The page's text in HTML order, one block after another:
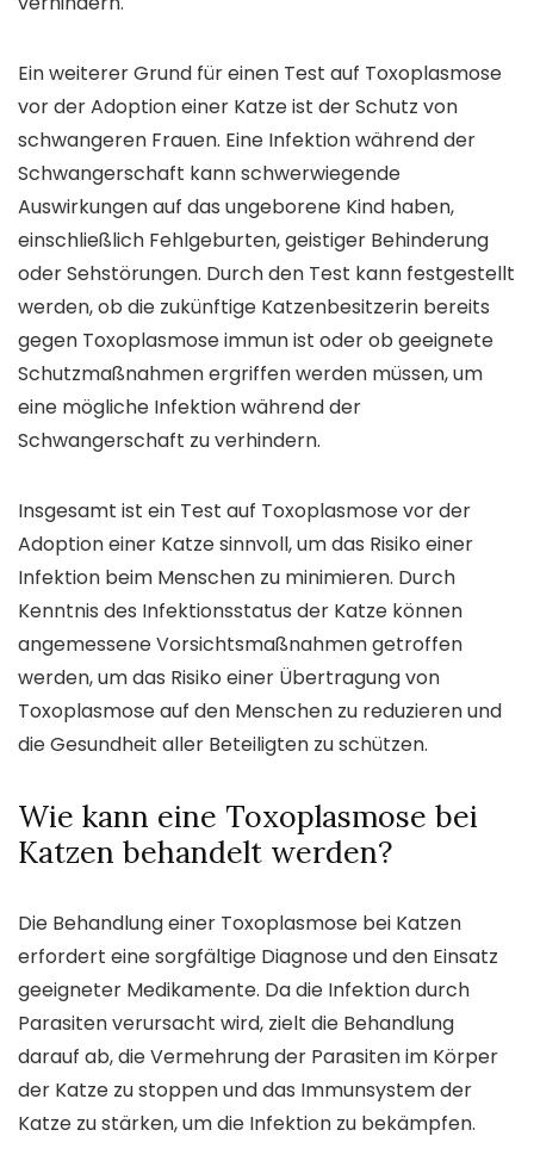
Ein weiterer Grund für einen Test auf Toxoplasmose
vor der Adoption einer Katze ist der Schutz von
schwangeren Frauen. Eine Infektion während der
Schwangerschaft kann schwerwiegende
Auswirkungen auf das ungeborene Kind haben,
einschließlich Fehlgeburten, geistiger Behinderung
oder Sehstörungen. Durch den Test kann festgestellt
werden, ob die zukünftige Katzenbesitzerin bereits
gegen Toxoplasmose immun ist oder ob geeignete
Schutzmaßnahmen ergriffen werden müssen, um
eine mögliche Infektion während der
Schwangerschaft zu verhindern.
Insgesamt ist ein Test auf Toxoplasmose vor der
Adoption einer Katze sinnvoll, um das Risiko einer
Infektion beim Menschen zu minimieren. Durch
Kenntnis des Infektionsstatus der Katze können
angemessene Vorsichtsmaßnahmen getroffen
werden, um das Risiko einer Übertragung von
Toxoplasmose auf den Menschen zu reduzieren und
die Gesundheit aller Beteiligten zu schützen.
Wie kann eine Toxoplasmose bei
Katzen behandelt werden?
Die Behandlung einer Toxoplasmose bei Katzen
erfordert eine sorgfältige Diagnose und den Einsatz
geeigneter Medikamente. Da die Infektion durch
Parasiten verursacht wird, zielt die Behandlung
darauf ab, die Vermehrung der Parasiten im Körper
der Katze zu stoppen und das Immunsystem der
Katze zu stärken, um die Infektion zu bekämpfen.